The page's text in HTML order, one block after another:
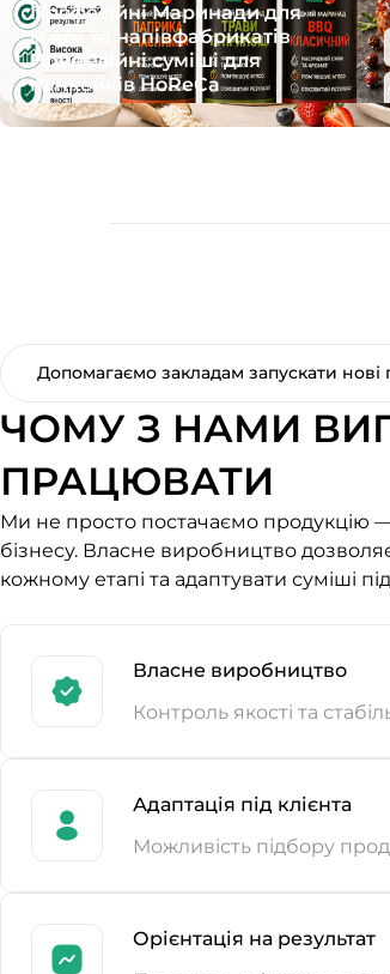
Професійні суміші для
панкейків HoReCa
Професійні Маринади для
м’яса та напівфабрикатів
HoReCa
Допомагаємо закладам запускати нові
ЧОМУ З НАМИ
ПРАЦЮВАТИ
Ми не просто постачаємо продукцію
бізнесу. Власне виробництво
кожному етапі та адаптувати суміші
Власне виробництво
Контроль якості та
Адаптація під клієнта
Можливість підбору
Орієнтація на результат